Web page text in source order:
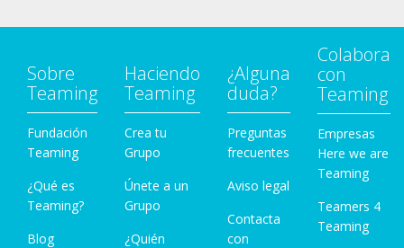
Sobre
Teaming
Fundación
Teaming
¿Qué es
Teaming?
Blog
Haciendo
Teaming
Crea tu
Grupo
Únete a un
Grupo
¿Quién
¿Alguna
duda?
Preguntas
frecuentes
Aviso legal
Contacta
con
Colabora
con
Teaming
Empresas
Here we are
Teaming
Teamers 4
Teaming